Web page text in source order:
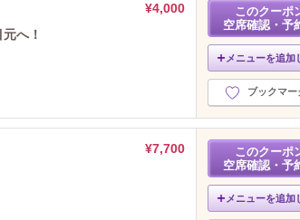
¥4,000
へ！
このクーポ
空席確認・予
メニューを追加
ブックマー
¥7,700
このクーポ
空席確認・予
メニューを追加